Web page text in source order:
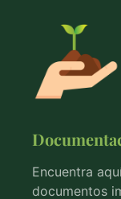
Encuentra
documentos